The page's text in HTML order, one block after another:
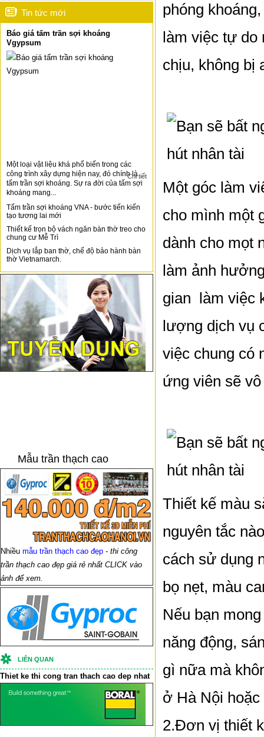
Tin tức mới
Báo giá tấm trần sợi khoáng
Vgypsum
Một loại vật liệu khá phổ biến trong các
công trình xây dựng hiện nay, đó chính là
tấm trần sợi khoáng. Sự ra đời của tấm sợi
khoáng mang...
Chi tiết
Tấm trần sợi khoáng VNA - bước tiến kiến
tạo tương lai mới
Thiết kế trọn bộ vách ngăn bàn thờ treo cho
chung cư Mễ Trì
Dịch vụ lắp ban thờ, chế độ bảo hành bàn
thờ Vietnamarch.
Mẫu trần thạch cao
Nhiều mẫu trần thạch cao đẹp - thi công
trần thạch cao đẹp giá rẻ nhất CLICK vào
ảnh để xem.
LIÊN QUAN
Thiet ke thi cong tran thach cao dep nhat
phóng
làm việc tự do
chịu, không bị
Một góc làm
cho mình một
dành cho mọt
làm ảnh
gian làm việc
lượng dịch vụ
việc chung có
ứng viên sẽ
Thiết kế màu
nguyên tắc
cách sử dụng
bọ nẹt, màu
Nếu bạn
năng động,
gì nữa mà
ở Hà Nội
2.Đơn vị thiết